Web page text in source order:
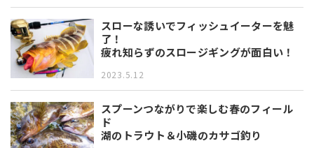
スローな誘いでフィッシュイーターを魅
了！
疲れ知らずのスロージギングが面白い！
2023.5.12
スプーンつながりで楽しむ春のフィール
ド
湖のトラウト＆小磯のカサゴ釣り